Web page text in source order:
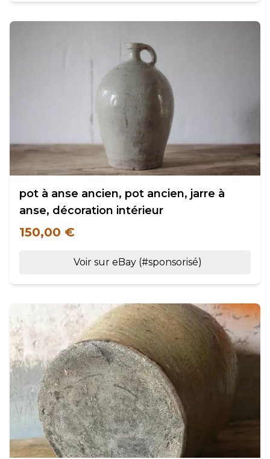
pot à anse ancien, pot ancien, jarre à
anse, décoration intérieur
150,00 €
Voir sur eBay (#sponsorisé)